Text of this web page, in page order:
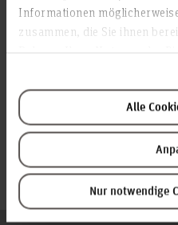
Informationen
zusammen, die Sie ihnen
Alle
Nur notwendige